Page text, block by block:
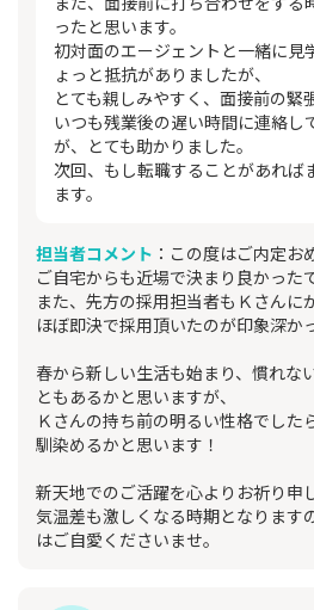
ったと思います。
初対面のエージェントと一緒に見
ょっと抵抗がありましたが、
とても親しみやすく、面接前の緊
いつも残業後の遅い時間に連絡し
が、とても助かりました。
次回、もし転職することがあれば
ます。
担当者コメント ：この度はご内定お
ご自宅からも近場で決まり良かった
また、先方の採用担当者もＫさんに
ほぼ即決で採用頂いたのが印象深か
春から新しい生活も始まり、慣れな
ともあるかと思いますが、
Ｋさんの持ち前の明るい性格でした
馴染めるかと思います！
新天地でのご活躍を心よりお祈り申
気温差も激しくなる時期となります
はご自愛くださいませ。